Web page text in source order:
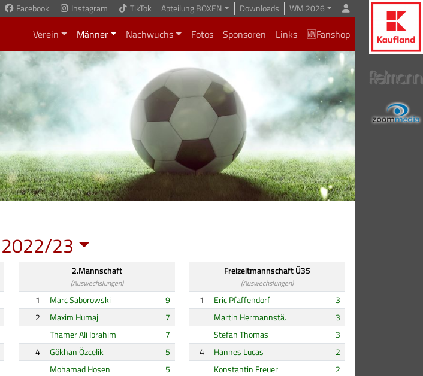
Facebook Instagram TikTok Abteilung BOXEN Downloads WM 2026
Verein Männer Nachwuchs Fotos Sponsoren Links 🆕Fanshop
2022/23
2.Mannschaft
(Auswechslungen)
1 Marc Saborowski
9
2
Maxim Humaj
7
Thamer Ali Ibrahim
7
4
Gökhan Özcelik
5
Mohamad Hosen
5
Freizeitmannschaft Ü35
(Auswechslungen)
1 Eric Pfaffendorf
3
Martin Hermannstä.
3
Stefan Thomas
3
4
Hannes Lucas
2
Konstantin Freuer
2